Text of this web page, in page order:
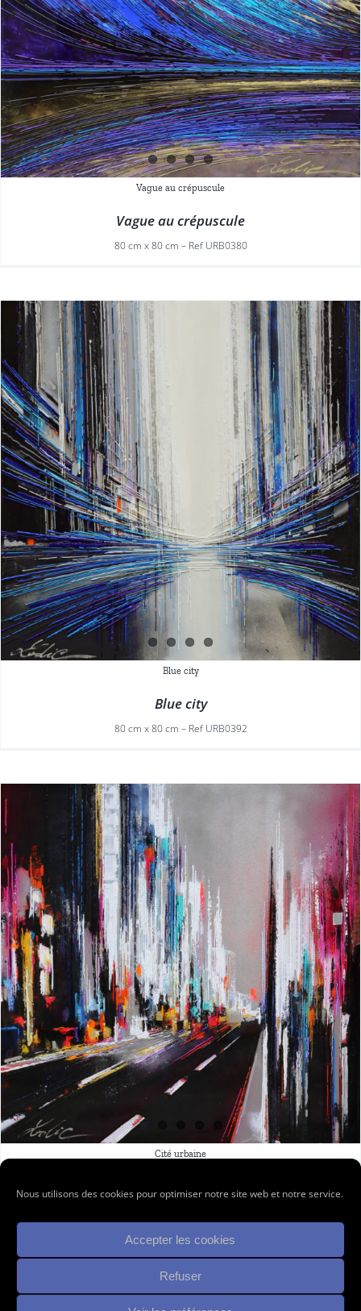
Nous utilisons des cookies pour optimiser notre site web et notre service.
Accepter les cookies
Refuser
Vague au crépuscule
Vague au crépuscule
80 cm x 80 cm – Ref URB0380
Blue city
Blue city
80 cm x 80 cm – Ref URB0392
Cité urbaine
Cité urbaine
2026 | Réalisé parMille-Patte
Mentions Légales|Politiques de confidentialité